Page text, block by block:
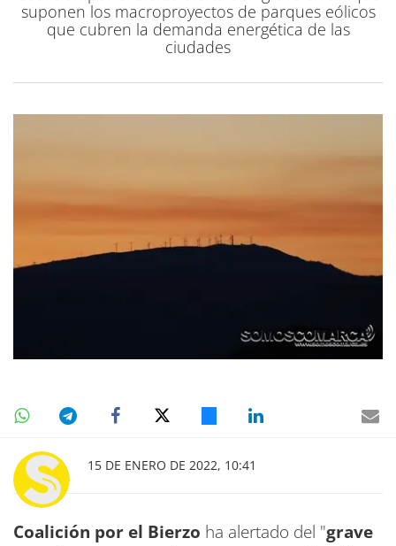
suponen los macroproyectos de parques eólicos
que cubren la demanda energética de las
ciudades
15 DE ENERO DE 2022, 10:41
Coalición por el Bierzo ha alertado del "grave